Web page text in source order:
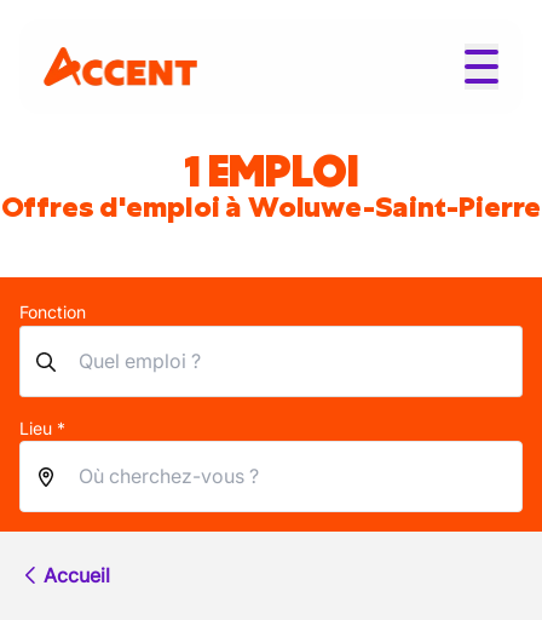
1 EMPLOI
Offres d'emploi à Woluwe-Saint-Pierre
Fonction
Lieu *
Accueil